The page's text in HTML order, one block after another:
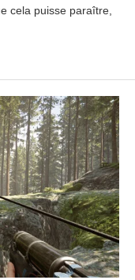
cela puisse paraître,